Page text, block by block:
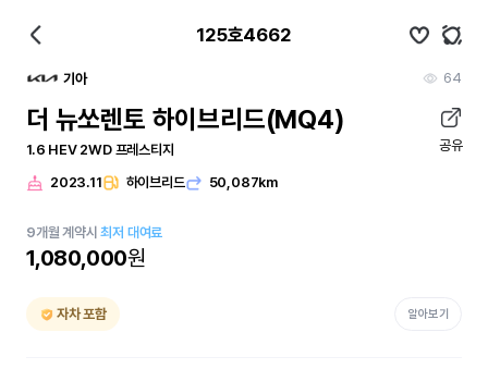
125호4662
기아 64
더 뉴쏘렌토 하이브리드(MQ4)
1.6 HEV 2WD 프레스티지 공유
2023.11 하이브리드 50,087km
9개월 계약시최저 대여료
1,080,000원
자차 포함 알아보기